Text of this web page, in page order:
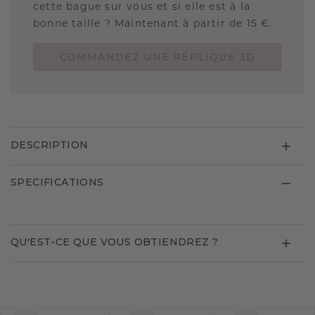
cette bague sur vous et si elle est à la
bonne taille ? Maintenant à partir de 15 €.
DESCRIPTION
SPECIFICATIONS
QU'EST-CE QUE VOUS OBTIENDREZ ?